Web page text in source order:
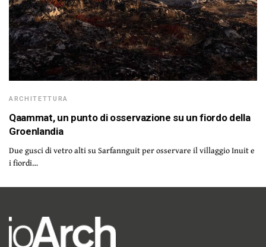
ARCHITETTURA
Qaammat, un punto di osservazione su un fiordo della
Groenlandia
Due gusci di vetro alti su Sarfannguit per osservare il villaggio Inuit e
i fiordi…